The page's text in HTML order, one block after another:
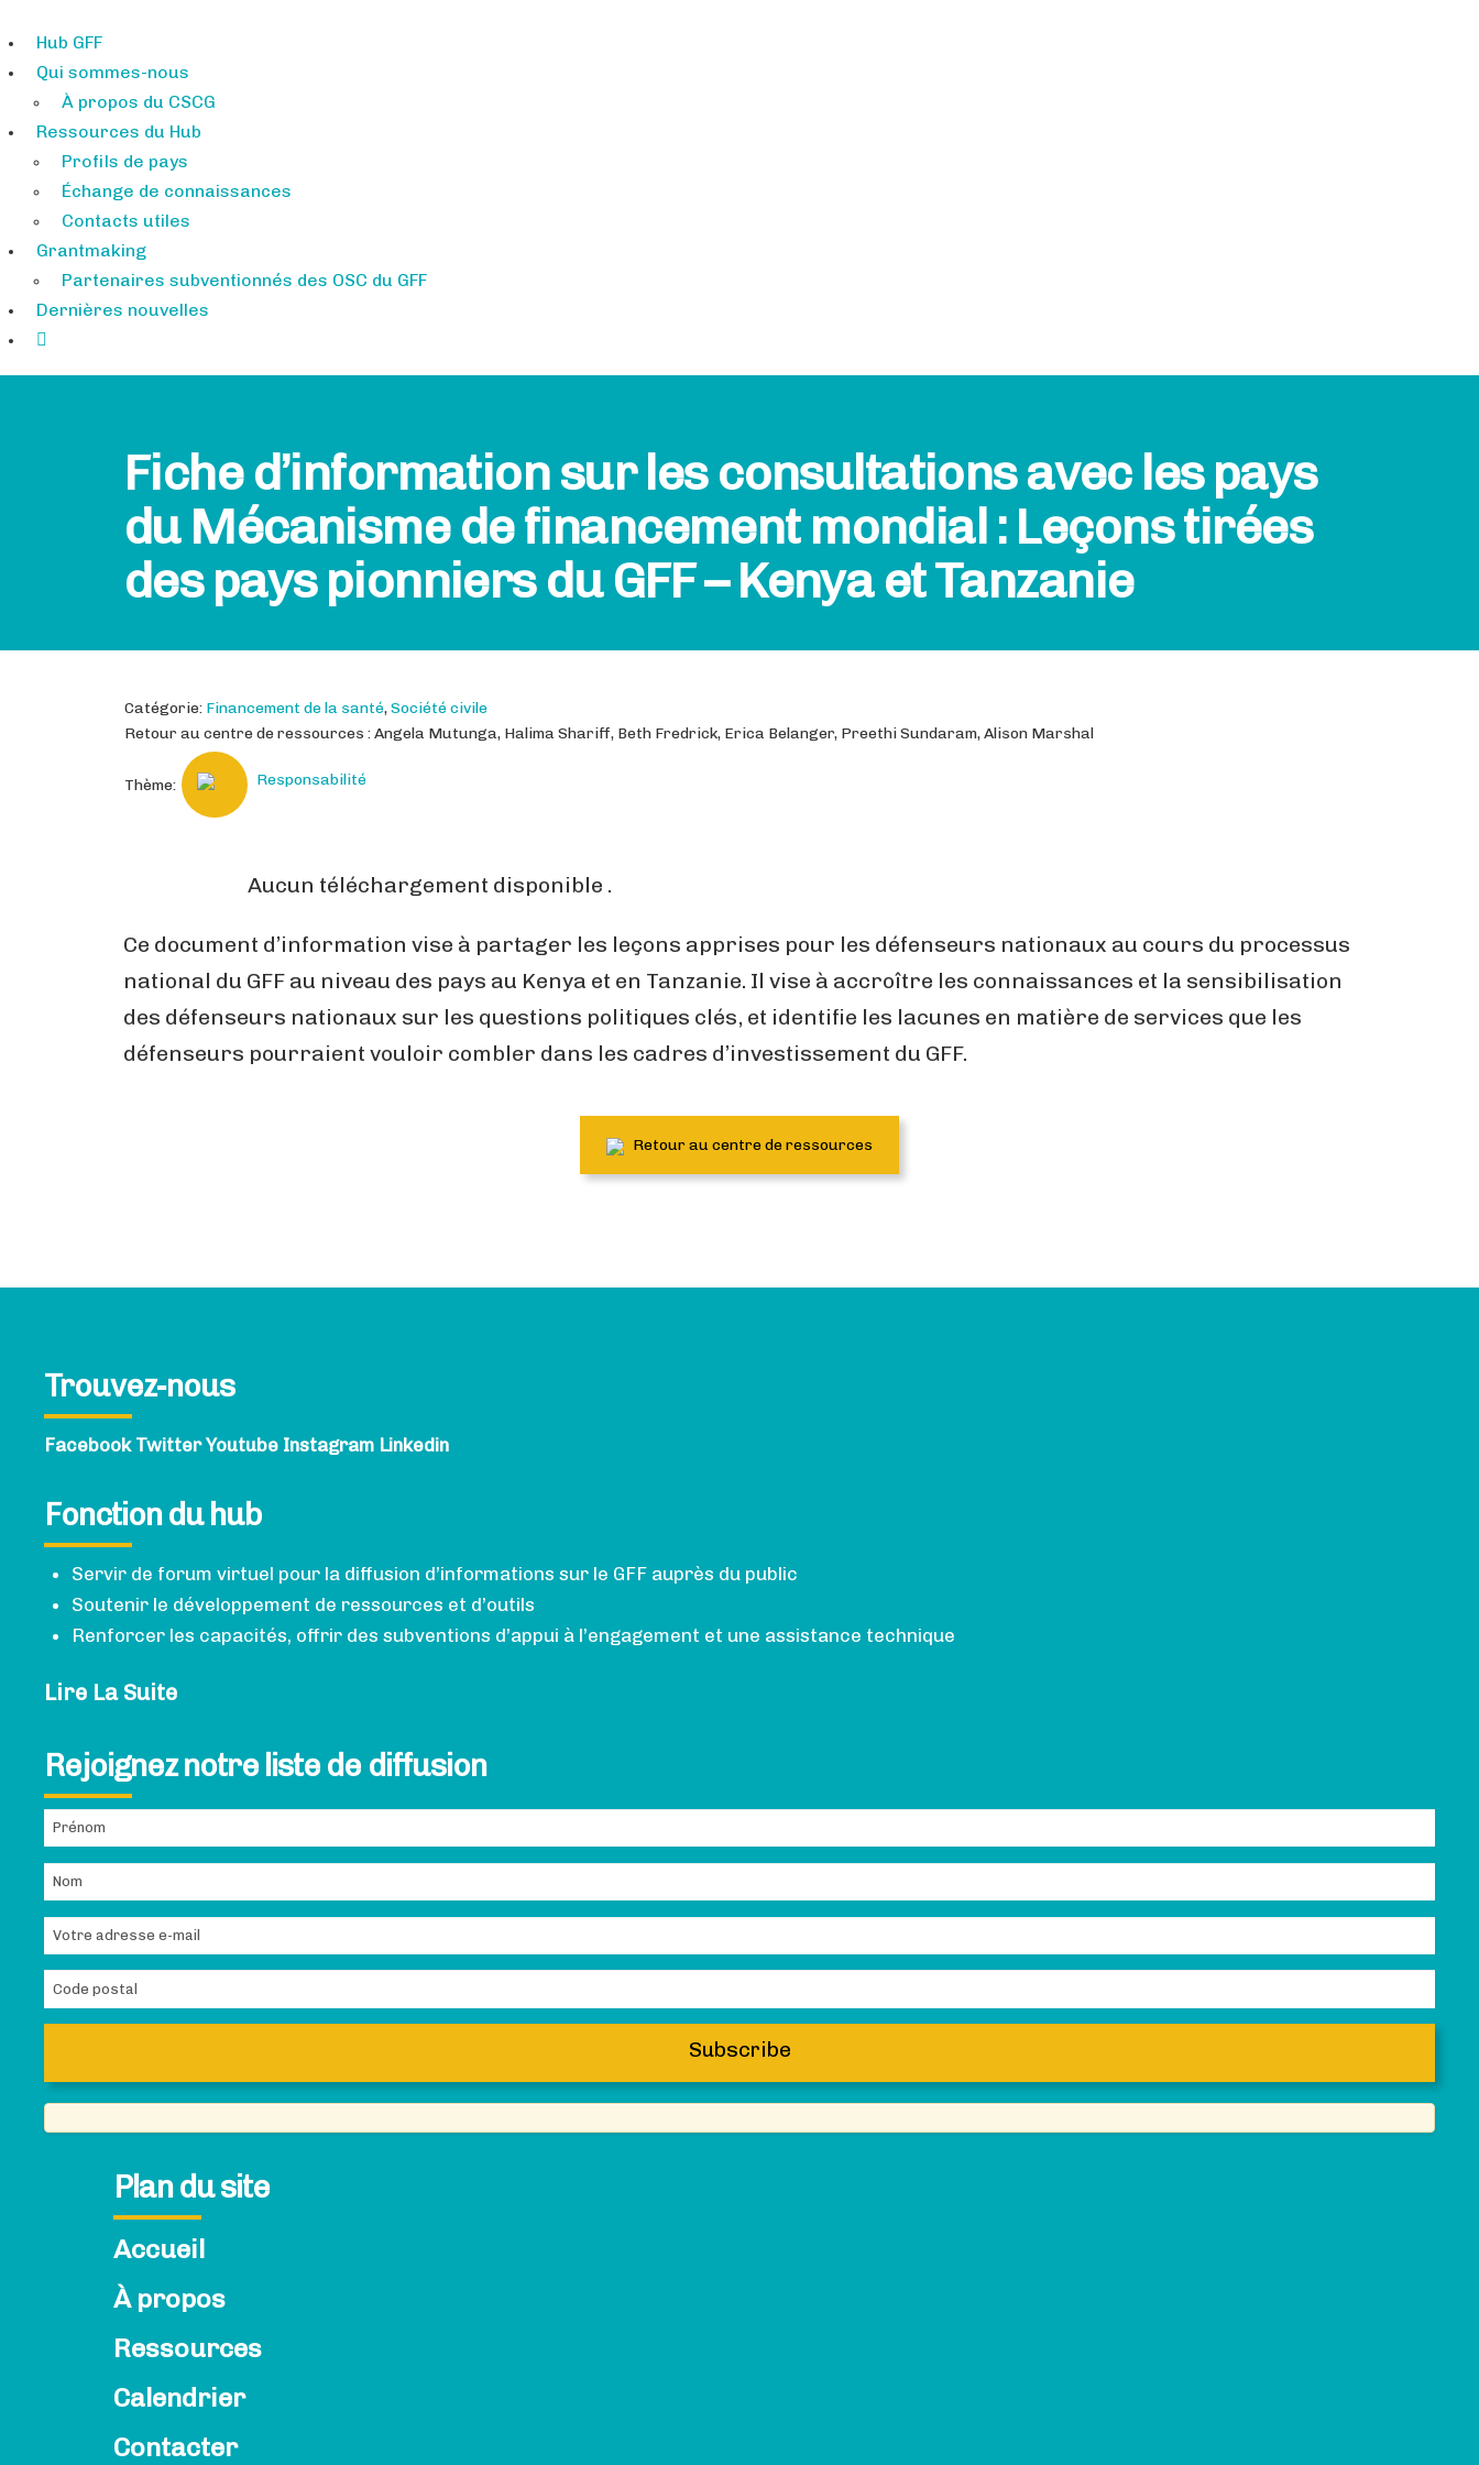
Hub GFF
Qui sommes-nous
À propos du CSCG
Ressources du Hub
Profils de pays
Échange de connaissances
Contacts utiles
Grantmaking
Partenaires subventionnés des OSC du GFF
Dernières nouvelles
Fiche d’information sur les consultations avec les pays
du Mécanisme de financement mondial : Leçons tirées
des pays pionniers du GFF – Kenya et Tanzanie
Catégorie: Financement de la santé,Société civile
Retour au centre de ressources : Angela Mutunga, Halima Shariff, Beth Fredrick, Erica Belanger, Preethi Sundaram, Alison Marshal
Thème: Responsabilité
Aucun téléchargement disponible .
Ce document d’information vise à partager les leçons apprises pour les défenseurs nationaux au cours du processus
national du GFF au niveau des pays au Kenya et en Tanzanie. Il vise à accroître les connaissances et la sensibilisation
des défenseurs nationaux sur les questions politiques clés, et identifie les lacunes en matière de services que les
défenseurs pourraient vouloir combler dans les cadres d’investissement du GFF.
Retour au centre de ressources
Trouvez-nous
Facebook Twitter Youtube Instagram Linkedin
Fonction du hub
Servir de forum virtuel pour la diffusion d’informations sur le GFF auprès du public
Soutenir le développement de ressources et d’outils
Renforcer les capacités, offrir des subventions d’appui à l’engagement et une assistance technique
Lire La Suite
Rejoignez notre liste de diffusion
Plan du site
Accueil
À propos
Ressources
Calendrier
Contacter